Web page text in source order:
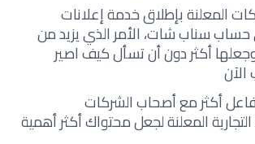
المعلنة بإطلاق خدمة إعلانات
حساب سناب شات، الأمر الذي يزيد من
أكثر دون أن تسأل كيف اصير
أكثر مع أصحاب الشركات
المعلنة لجعل محتواك أكثر أهمية